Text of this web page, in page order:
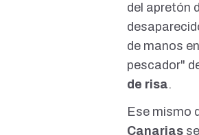
del apretón
de manos
pescador"
de risa.
Ese mismo
Canarias